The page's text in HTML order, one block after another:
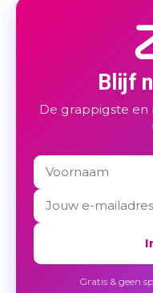
Blijf
De grappigste en
Gratis & geen